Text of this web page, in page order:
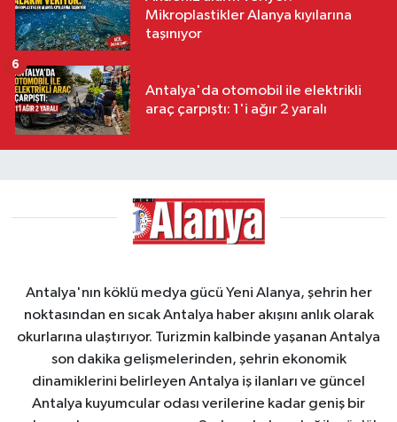
Mikroplastikler Alanya kıyılarına
taşınıyor
Antalya'da otomobil ile elektrikli
araç çarpıştı: 1'i ağır 2 yaralı
6
Antalya'nın köklü medya gücü Yeni Alanya, şehrin her
noktasından en sıcak Antalya haber akışını anlık olarak
okurlarına ulaştırıyor. Turizmin kalbinde yaşanan Antalya
son dakika gelişmelerinden, şehrin ekonomik
dinamiklerini belirleyen Antalya iş ilanları ve güncel
Antalya kuyumcular odası verilerine kadar geniş bir